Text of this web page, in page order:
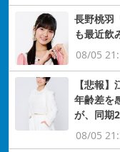
長野桃羽
も最近飲
08/05
【悲報
年齢差を
が、同期
08/05